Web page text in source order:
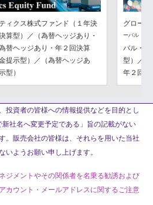
ィクス株式ファンド（１年決
算型）／（為替ヘッジあり・
替ヘッジあり・年２回決算
提示型）／（為替ヘッジあ
型）
グロー
ーバル・フ
バル・フ
型）／（
年２回決
投資者の皆様への情報提供などを目的とし
社名へ変更予定である」旨の記載がない
。販売会社の皆様は、それらを用いた当社
いようお願い申し上げます。
ジメントやその関係者を名乗る勧誘および
カウント・メールアドレスに関するご注意